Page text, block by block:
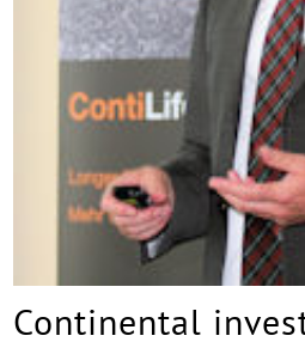
Continental